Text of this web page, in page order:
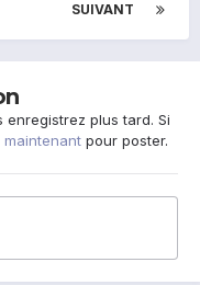
SUIVANT
plus tard. Si
pour poster.